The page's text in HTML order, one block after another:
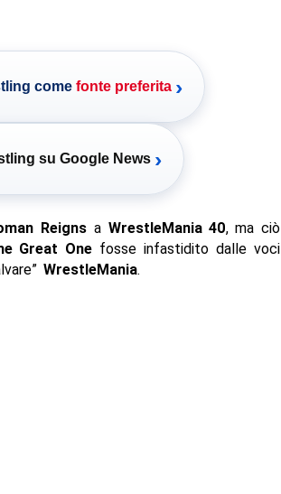
come fonte preferita ›
su Google News ›
Reignsa WrestleMania 40, ma ciò
Great One fosse infastidito dalle voci
WrestleMania.